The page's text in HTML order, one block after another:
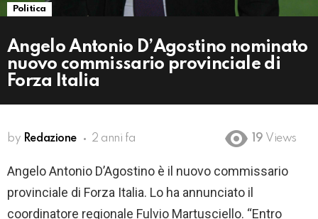
Politica
Angelo Antonio D’Agostino nominato
nuovo commissario provinciale di
Forza Italia
by Redazione 2 anni fa 19 Views
Angelo Antonio D’Agostino è il nuovo commissario
provinciale di Forza Italia. Lo ha annunciato il
coordinatore regionale Fulvio Martusciello. “Entro